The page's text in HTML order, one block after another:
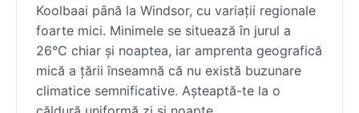
Koolbaai până la Windsor, cu variații regionale
foarte mici. Minimele se situează în jurul a
26°C chiar și noaptea, iar amprenta geografică
mică a țării înseamnă că nu există buzunare
climatice semnificative. Așteaptă-te la o